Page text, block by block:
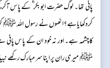
پانی تھا۔ لوگ حضرت ابوبکر ؓ کے پاس
کردکھایاہے؟انھوں نے رسول اللہ ﷺ کو
کاچشمہ ہے۔ اور نہ خود ان کے پاس
ﷺ میری ران پر اپنا سر مبارک رکھے